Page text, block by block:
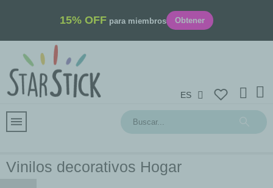
15% OFF para miembros Obtener
ES
Vinilos decorativos Hogar